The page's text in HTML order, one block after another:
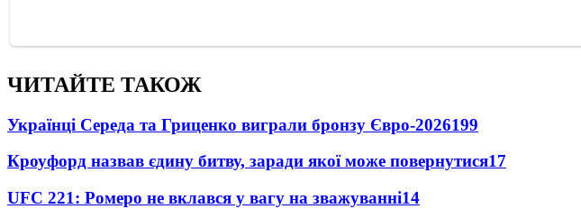
ЧИТАЙТЕ ТАКОЖ
Українці Середа та Гриценко виграли бронзу Євро-2026199
Кроуфорд назвав єдину битву, заради якої може повернутися17
UFC 221: Ромеро не вклався у вагу на зважуванні14